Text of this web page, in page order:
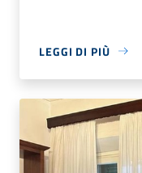
LEGGI DI PIÙ